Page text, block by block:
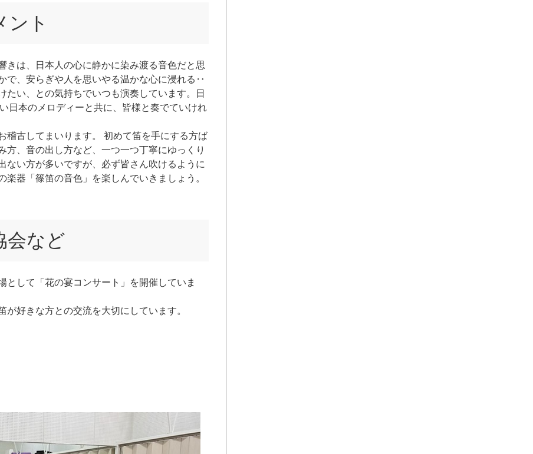
ント
きは、日本人の心に静かに染み渡る音色だと思
で、安らぎや人を思いやる温かな心に浸れる‥
たい、との気持ちでいつも演奏しています。日
日本のメロディーと共に、皆様と奏でていけれ
稽古してまいります。 初めて笛を手にする方ば
方、音の出し方など、一つ一つ丁寧にゆっくり
ない方が多いですが、必ず皆さん吹けるように
楽器「篠笛の音色」を楽しんでいきましょう。
会など
として「花の宴コンサート」を開催していま
が好きな方との交流を大切にしています。